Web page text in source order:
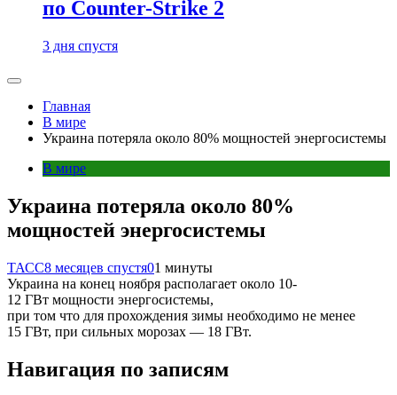
по Counter-Strike 2
3 дня спустя
Главная
В мире
Украина потеряла около 80% мощностей энергосистемы
В мире
Украина потеряла около 80%
мощностей энергосистемы
ТАСС8 месяцев спустя01 минуты
Украина на конец ноября располагает около 10-
12 ГВт мощности энергосистемы,
при том что для прохождения зимы необходимо не менее
15 ГВт, при сильных морозах — 18 ГВт.
Навигация по записям